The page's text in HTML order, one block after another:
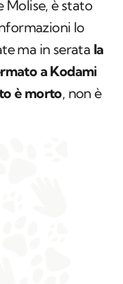
Molise, è stato
lo
ma in serata la
a Kodami
è morto, non è